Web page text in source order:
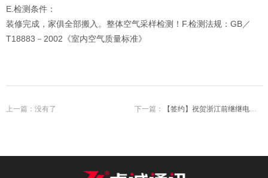
E.检测条件：
装修完成，家俱全部搬入。整体空气采样检测！F.检测法规：GB／
T18883－2002《室内空气质量标准》
上一篇： 没有了 下一篇： 【签约】祝贺浙江前继继电器有限公司开通4000087808服务热线欢迎咨询继电器产品